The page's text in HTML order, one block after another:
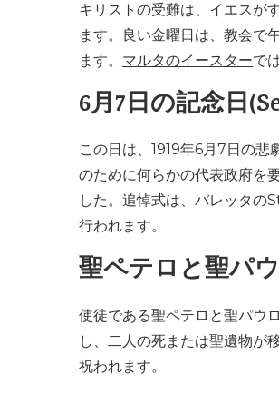
キリストの受難は、イエスが
ます。良い金曜日は、教会で
ます。 マルタのイースターで
6月7日の記念日(
この日は、1919年6月7日の
のために何らかの代表政府を
した。追悼式は、バレッタ
行われます。
聖ペテロと聖パ
使徒である聖ペテロと聖パウ
し、二人の死または聖遺物が
祝われます。